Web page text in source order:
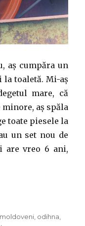
aș cumpăra un
la toaletă. Mi-aș
mare, că
aș spăla
toate piesele la
un set nou de
are vreo 6 ani,
moldoveni odihna